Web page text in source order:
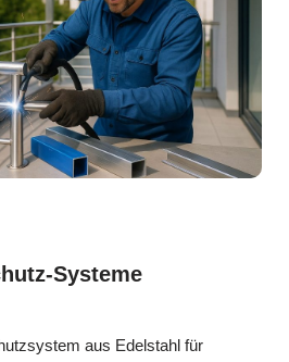
Systeme
aus Edelstahl für